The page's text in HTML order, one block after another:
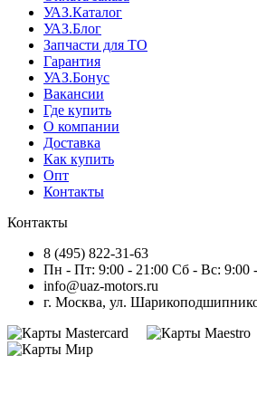
УАЗ.Каталог
УАЗ.Блог
Запчасти для ТО
Гарантия
УАЗ.Бонус
Вакансии
Где купить
О компании
Доставка
Как купить
Опт
Контакты
Контакты
8 (495) 822-31-63
Пн - Пт: 9:00 - 21:00 Сб - Вс: 9:00
info@uaz-motors.ru
г. Москва, ул.